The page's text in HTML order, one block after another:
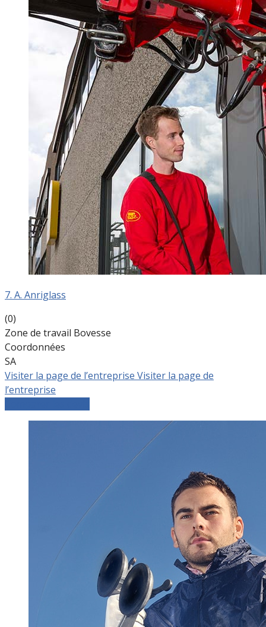
7. A. Anriglass
(0)
Zone de travail Bovesse
Coordonnées
SA
Visiter la page de l’entreprise Visiter la page de
l’entreprise